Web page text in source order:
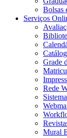
Bolsas
Serviços
Grade
Rede
Mural